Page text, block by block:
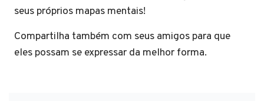
seus próprios mapas mentais!
Compartilha também com seus amigos para que
eles possam se expressar da melhor forma.